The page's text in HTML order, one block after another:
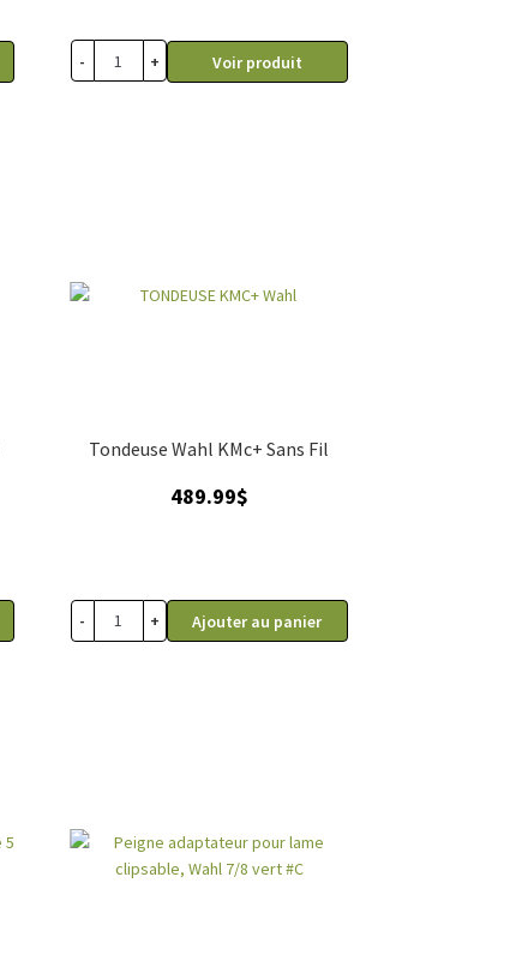
- + Voir produit
Tondeuse Wahl KMc+ Sans Fil
489.99$
- + Ajouter au panier